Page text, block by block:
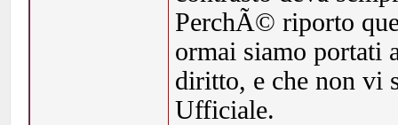
PerchÃ© riporto
ormai siamo portati
diritto, e che non vi
Ufficiale.